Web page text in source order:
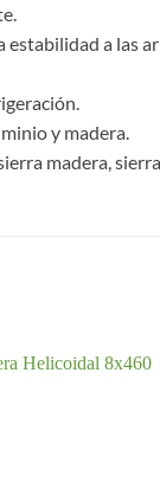
a las
y madera.
madera,